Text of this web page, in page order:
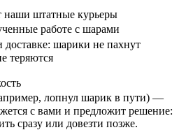
наши штатные курьеры
работе с шарами
доставке: шарики не пахнут
теряются
лопнул шарик в пути) —
с вами и предложит решение:
сразу или довезти позже.